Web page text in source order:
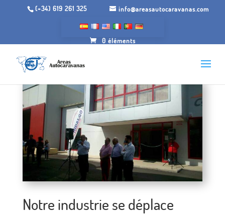
(+34) 619 261 325 info@areasautocaravanas.com
0 éléments
Notre industrie se déplace